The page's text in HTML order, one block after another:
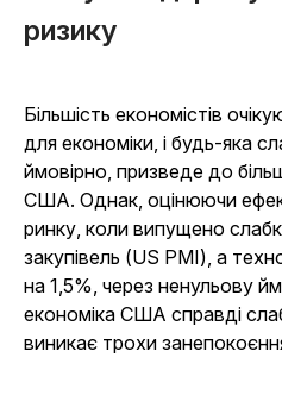
ризику
Більшість економістів
для економіки, і будь-яка
ймовірно, призведе до
США. Однак, оцінюючи
ринку, коли випущено
закупівель (US PMI), а
на 1,5%, через ненульову
економіка США справді
виникає трохи